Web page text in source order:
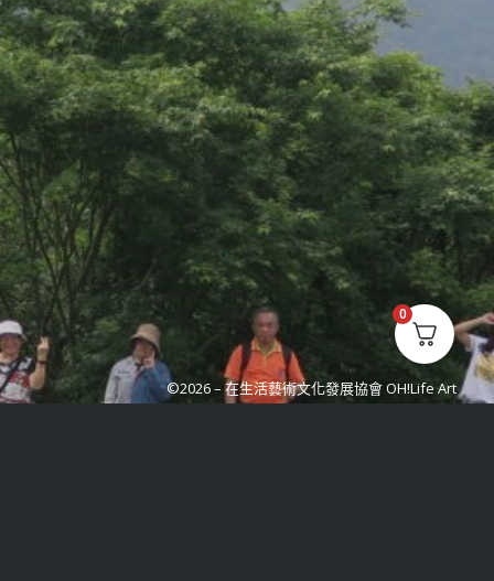
©2026 – 在生活藝術文化發展協會 OH!Life Art
0